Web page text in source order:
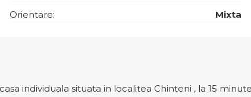
Orientare:
Mixta
individuala situata in localitea Chinteni , la 15